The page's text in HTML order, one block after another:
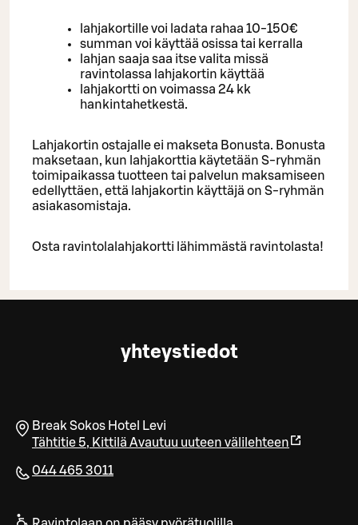
lahjakortille voi ladata rahaa 10-150€
summan voi käyttää osissa tai kerralla
lahjan saaja saa itse valita missä
ravintolassa lahjakortin käyttää
lahjakortti on voimassa 24 kk
hankintahetkestä.
Lahjakortin ostajalle ei makseta Bonusta. Bonusta
maksetaan, kun lahjakorttia käytetään S-ryhmän
toimipaikassa tuotteen tai palvelun maksamiseen
edellyttäen, että lahjakortin käyttäjä on S-ryhmän
asiakasomistaja.
Osta ravintolalahjakortti lähimmästä ravintolasta!
yhteystiedot
Break Sokos Hotel Levi
Tähtitie 5, Kittilä Avautuu uuteen välilehteen
044 465 3011